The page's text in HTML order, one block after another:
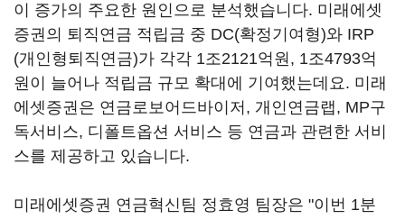
이 증가의 주요한 원인으로 분석했습니다. 미래에셋
증권의 퇴직연금 적립금 중 DC(확정기여형)와 IRP
(개인형퇴직연금)가 각각 1조2121억원, 1조4793억
원이 늘어나 적립금 규모 확대에 기여했는데요. 미래
에셋증권은 연금로보어드바이저, 개인연금랩, MP구
독서비스, 디폴트옵션 서비스 등 연금과 관련한 서비
스를 제공하고 있습니다.
미래에셋증권 연금혁신팀 정효영 팀장은 "이번 1분